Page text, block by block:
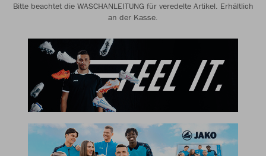
Bitte beachtet die WASCHANLEITUNG für veredelte Artikel. Erhältlich
an der Kasse.